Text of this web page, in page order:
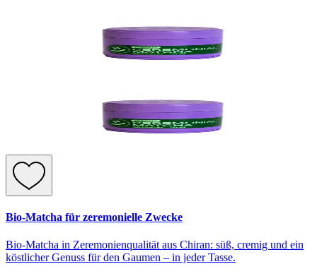
Bio-Matcha für zeremonielle Zwecke
Bio-Matcha in Zeremonienqualität aus Chiran: süß, cremig und ein
köstlicher Genuss für den Gaumen – in jeder Tasse.